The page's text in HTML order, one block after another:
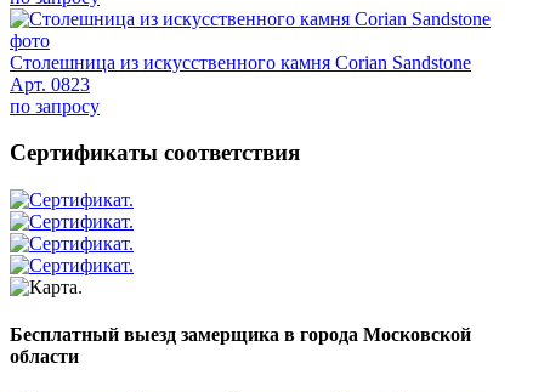
Столешница из искусственного камня Corian Sandstone
Арт. 0823
по запросу
Сертификаты соответствия
Бесплатный выезд замерщика в города Московской
области